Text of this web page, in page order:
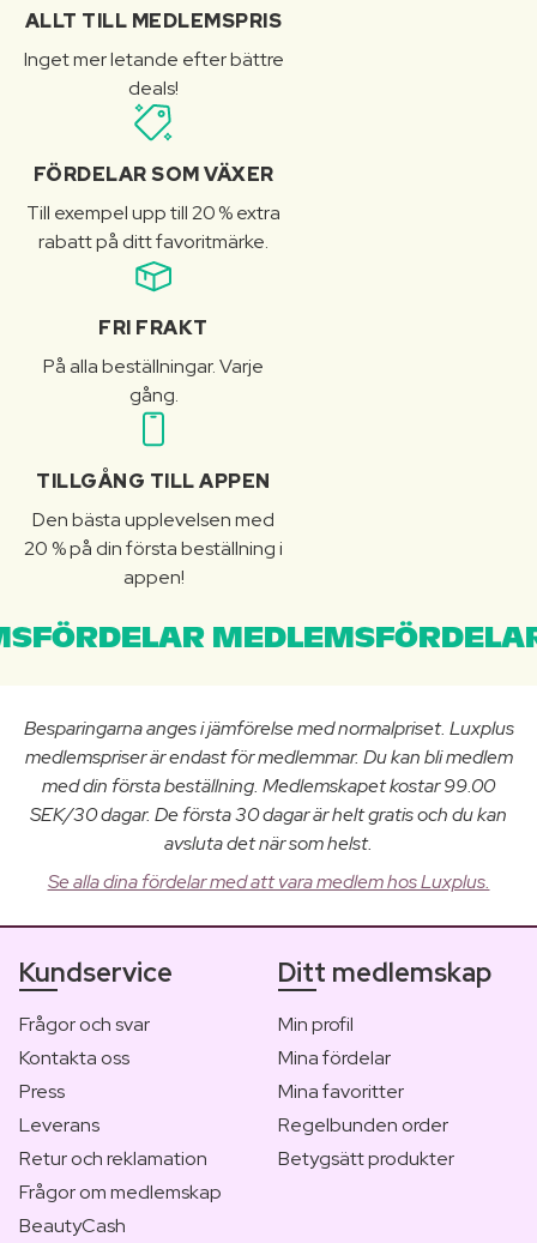
ALLT TILL MEDLEMSPRIS
Inget mer letande efter bättre
deals!
FÖRDELAR SOM VÄXER
Till exempel upp till 20 % extra
rabatt på ditt favoritmärke.
FRI FRAKT
På alla beställningar. Varje
gång.
TILLGÅNG TILL APPEN
Den bästa upplevelsen med
20 % på din första beställning i
appen!
Besparingarna anges i jämförelse med normalpriset. Luxplus
medlemspriser är endast för medlemmar. Du kan bli medlem
med din första beställning. Medlemskapet kostar 99.00
SEK/30 dagar. De första 30 dagar är helt gratis och du kan
avsluta det när som helst.
Se alla dina fördelar med att vara medlem hos Luxplus.
Kundservice
Frågor och svar
Kontakta oss
Press
Leverans
Retur och reklamation
Frågor om medlemskap
BeautyCash
Ditt medlemskap
Min profil
Mina fördelar
Mina favoritter
Regelbunden order
Betygsätt produkter